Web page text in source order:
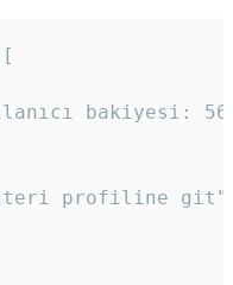
bakiyesi:
profiline